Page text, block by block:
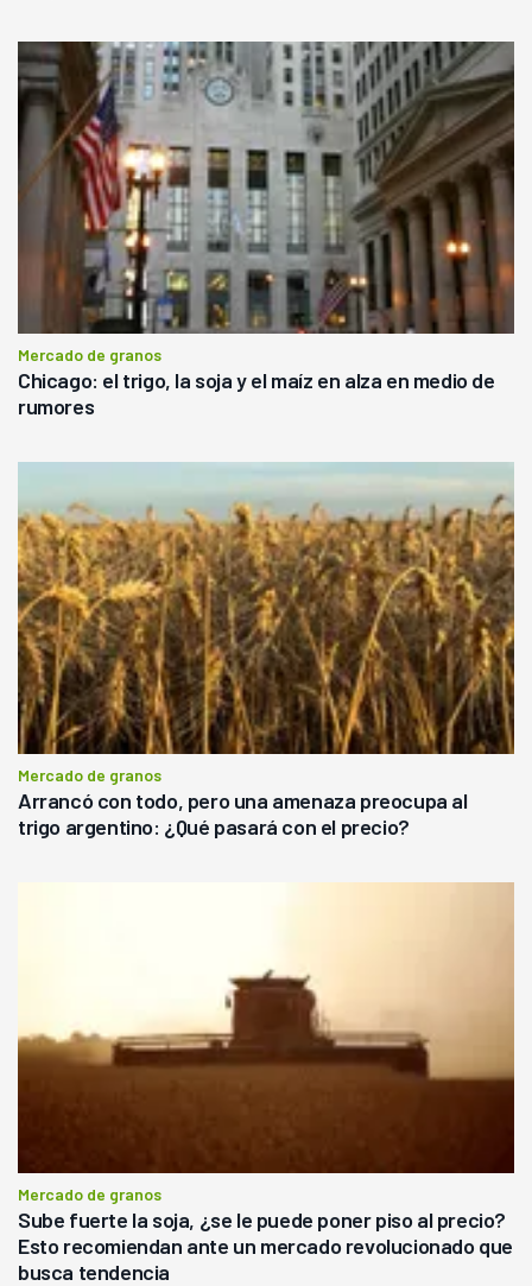
Mercado de granos
Chicago: el trigo, la soja y el maíz en alza en medio de
rumores
Mercado de granos
Arrancó con todo, pero una amenaza preocupa al
trigo argentino: ¿Qué pasará con el precio?
Mercado de granos
Sube fuerte la soja, ¿se le puede poner piso al precio?
Esto recomiendan ante un mercado revolucionado que
busca tendencia